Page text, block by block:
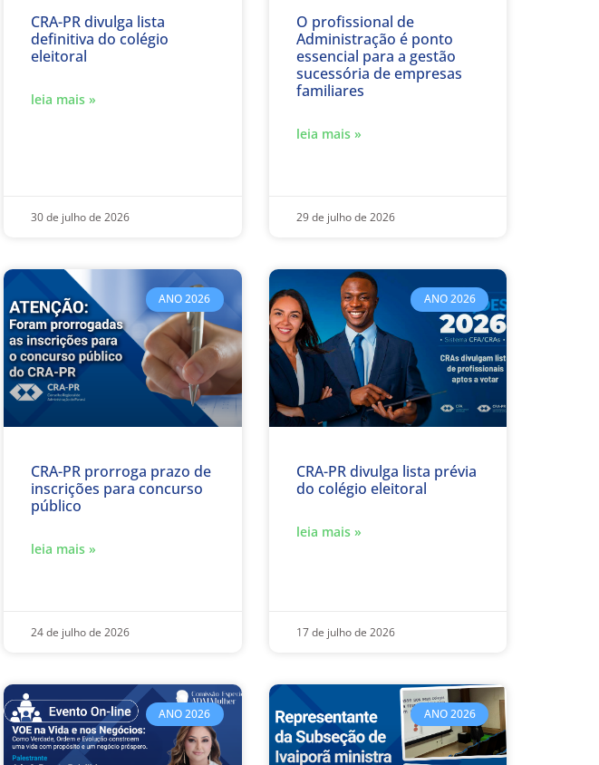
CRA-PR divulga lista
definitiva do colégio
eleitoral
leia mais »
30 de julho de 2026
O profissional de
Administração é ponto
essencial para a gestão
sucessória de empresas
familiares
leia mais »
29 de julho de 2026
ANO 2026
CRA-PR prorroga prazo de
inscrições para concurso
público
leia mais »
24 de julho de 2026
ANO 2026
CRA-PR divulga lista prévia
do colégio eleitoral
leia mais »
17 de julho de 2026
ANO 2026 ANO 2026